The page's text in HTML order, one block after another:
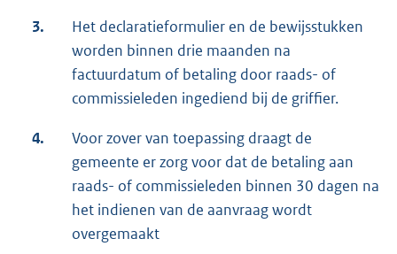
3.
Het declaratieformulier en de bewijsstukken
worden binnen drie maanden na
factuurdatum of betaling door raads- of
commissieleden ingediend bij de griffier.
4.
Voor zover van toepassing draagt de
gemeente er zorg voor dat de betaling aan
raads- of commissieleden binnen 30 dagen na
het indienen van de aanvraag wordt
overgemaakt